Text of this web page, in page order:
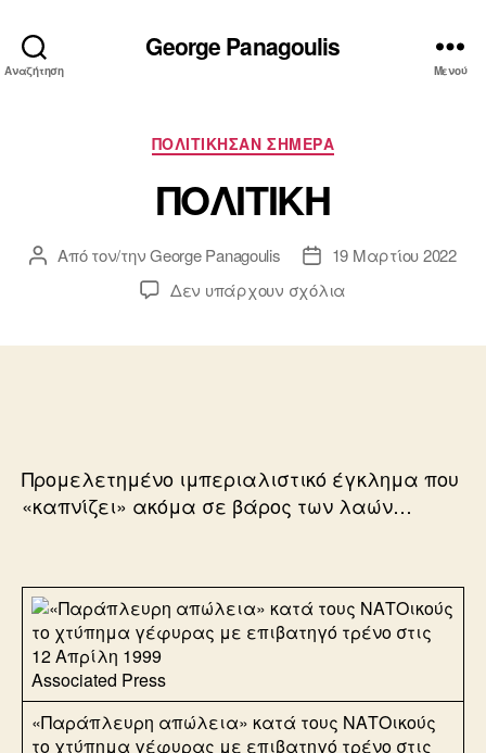
Αναζήτηση
George Panagoulis
Μενού
Κατηγορίες
ΠΟΛΙΤΙΚΗΣΑΝ ΣΗΜΕΡΑ
ΠΟΛΙΤΙΚΗ
Συντάκτης
Από τον/τηνGeorge Panagoulis
Ημ.
δημοσίευσης
19 Μαρτίου 2022
Δεν υπάρχουν σχόλια
Προμελετημένο ιμπεριαλιστικό έγκλημα που
«καπνίζει» ακόμα σε βάρος των λαών…
Associated Press
«Παράπλευρη απώλεια» κατά τους ΝΑΤΟικούς
το χτύπημα γέφυρας με επιβατηγό τρένο στις